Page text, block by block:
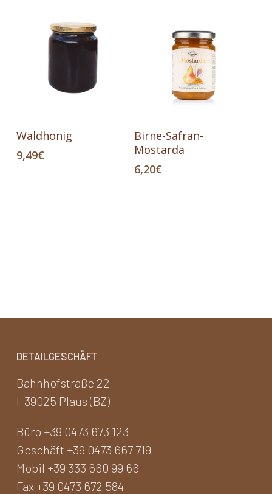
In Den Warenkorb
Waldhonig
9,49€
In Den Warenkorb
Birne-Safran-
Mostarda
6,20€
DETAILGESCHÄFT
Bahnhofstraße 22
I-39025 Plaus (BZ)
Büro +39 0473 673 123
Geschäft +39 0473 667 719
Mobil +39 333 660 99 66
Fax +39 0473 672 584